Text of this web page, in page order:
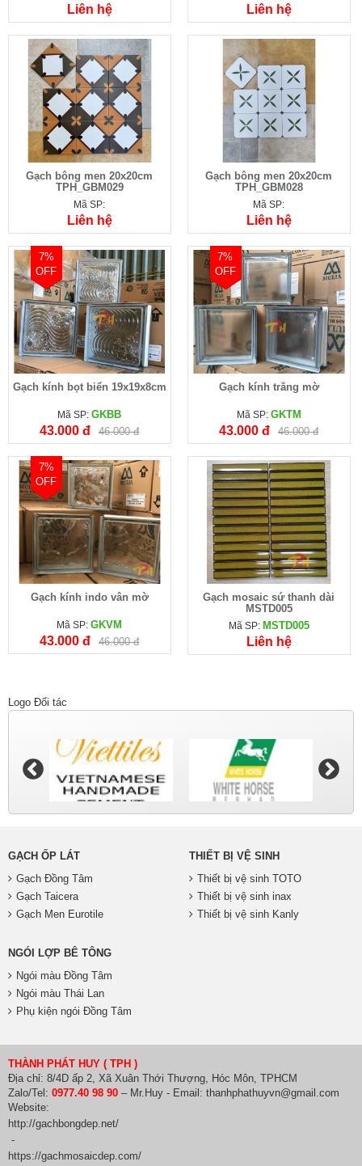
Liên hệ Liên hệ
Gạch bông men 20x20cm
TPH_GBM029
Mã SP:
Liên hệ
Gạch bông men 20x20cm
TPH_GBM028
Mã SP:
Liên hệ
7%
OFF
Gạch kính bọt biển 19x19x8cm
Mã SP:GKBB
43.000 đ 46.000 đ
7%
OFF
Gạch kính trắng mờ
Mã SP: GKTM
43.000 đ 46.000 đ
7%
OFF
Gạch kính indo vân mờ
Mã SP:GKVM
43.000 đ 46.000 đ
Gạch mosaic sứ thanh dài
MSTD005
Mã SP: MSTD005
Liên hệ
Logo Đối tác
GẠCH ỐP LÁT
Gạch Đồng Tâm
Gạch Taicera
Gạch Men Eurotile
THIẾT BỊ VỆ SINH
Thiết bị vệ sinh TOTO
Thiết bị vệ sinh inax
Thiết bị vệ sinh Kanly
NGÓI LỢP BÊ TÔNG
Ngói màu Đồng Tâm
Ngói màu Thái Lan
Phụ kiện ngói Đồng Tâm
THÀNH PHÁT HUY ( TPH )
Địa chỉ: 8/4D ấp 2, Xã Xuân Thới Thượng, Hóc Môn, TPHCM
Zalo/Tel: 0977.40 98 90 – Mr.Huy - Email: thanhphathuyvn@gmail.com
Website:
http://gachbongdep.net/
-
https://gachmosaicdep.com/